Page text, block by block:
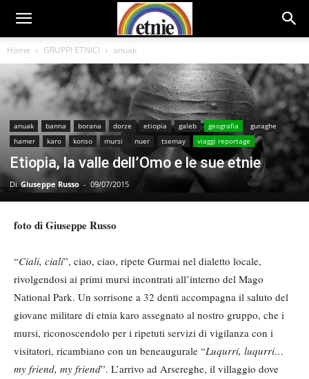
Home GRUPPI ETNICI anuak
anuak banna borana dorze etiopia galeb geografia
guraghe
hamer
karo konso mursi nuer tsemay viaggi reportage
Etiopia, la valle dell’Omo e le sue etnie
Di Giuseppe Russo - 09/07/2015
foto di Giuseppe Russo
“Ciali, ciali”, ciao, ciao, ripete Gurmai nel dialetto locale,
rivolgendosi ai primi mursi incontrati all’interno del Mago
National Park. Un sorrisone a 32 denti accompagna il saluto del
giovane militare di etnia karo assegnato al nostro gruppo, che i
mursi, riconoscendolo per i ripetuti servizi di vigilanza con i
visitatori, ricambiano con un beneaugurale “Luqurri, luqurri…
my friend, my friend”. L’arrivo ad Arsereghe, il villaggio dove